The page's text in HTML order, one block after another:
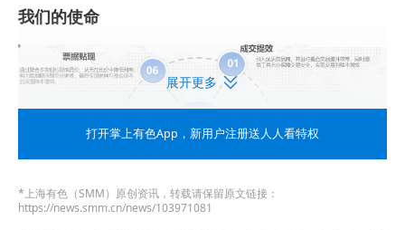
我们的使命
展开更多
打开掌上有色App ，新用户注册送人人看特权
*上海有色（SMM）原创资讯，转载请保留原文链接：
https://news.smm.cn/news/103971081